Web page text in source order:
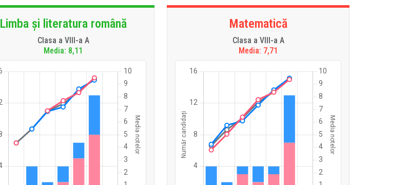
Limba și literatura română
Clasa a VIII-a A
Media: 8,11
Matematică
Clasa a VIII-a A
Media: 7,71